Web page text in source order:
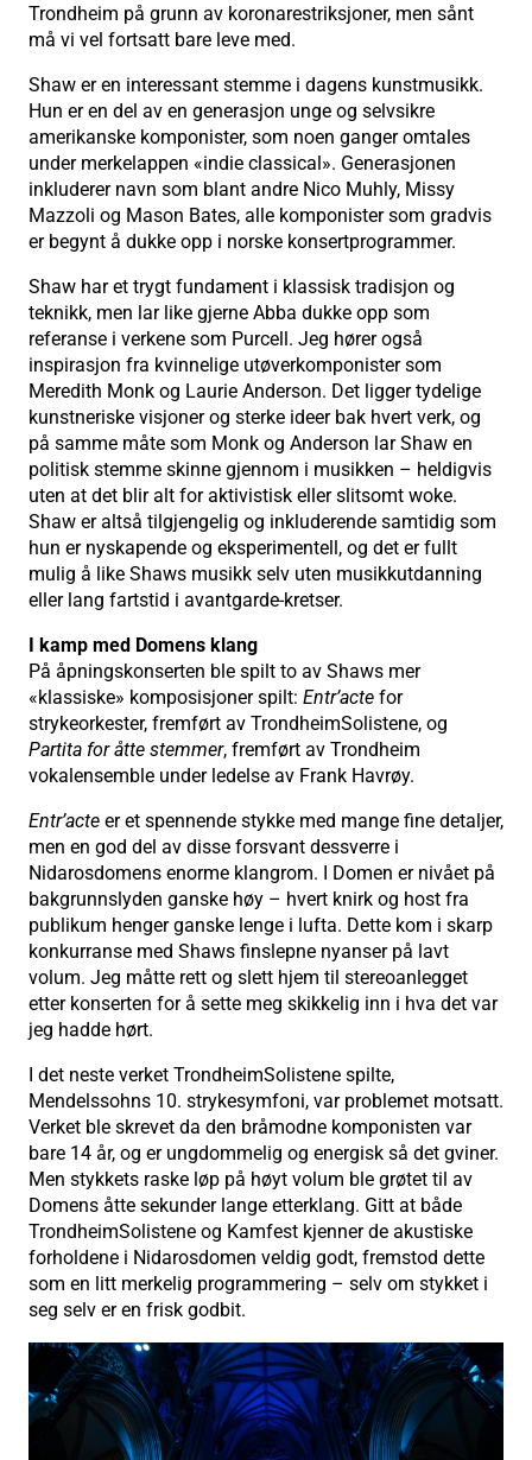
Trondheim på grunn av koronarestriksjoner, men sånt
må vi vel fortsatt bare leve med.
Shaw er en interessant stemme i dagens kunstmusikk.
Hun er en del av en generasjon unge og selvsikre
amerikanske komponister, som noen ganger omtales
under merkelappen «indie classical». Generasjonen
inkluderer navn som blant andre Nico Muhly, Missy
Mazzoli og Mason Bates, alle komponister som gradvis
er begynt å dukke opp i norske konsertprogrammer.
Shaw har et trygt fundament i klassisk tradisjon og
teknikk, men lar like gjerne Abba dukke opp som
referanse i verkene som Purcell. Jeg hører også
inspirasjon fra kvinnelige utøverkomponister som
Meredith Monk og Laurie Anderson. Det ligger tydelige
kunstneriske visjoner og sterke ideer bak hvert verk, og
på samme måte som Monk og Anderson lar Shaw en
politisk stemme skinne gjennom i musikken – heldigvis
uten at det blir alt for aktivistisk eller slitsomt woke.
Shaw er altså tilgjengelig og inkluderende samtidig som
hun er nyskapende og eksperimentell, og det er fullt
mulig å like Shaws musikk selv uten musikkutdanning
eller lang fartstid i avantgarde-kretser.
I kamp med Domens klang
På åpningskonserten ble spilt to av Shaws mer
«klassiske» komposisjoner spilt: Entr’acte for
strykeorkester, fremført av TrondheimSolistene, og
Partita for åtte stemmer, fremført av Trondheim
vokalensemble under ledelse av Frank Havrøy.
Entr’acte er et spennende stykke med mange fine detaljer,
men en god del av disse forsvant dessverre i
Nidarosdomens enorme klangrom. I Domen er nivået på
bakgrunnslyden ganske høy – hvert knirk og host fra
publikum henger ganske lenge i lufta. Dette kom i skarp
konkurranse med Shaws finslepne nyanser på lavt
volum. Jeg måtte rett og slett hjem til stereoanlegget
etter konserten for å sette meg skikkelig inn i hva det var
jeg hadde hørt.
I det neste verket TrondheimSolistene spilte,
Mendelssohns 10. strykesymfoni, var problemet motsatt.
Verket ble skrevet da den bråmodne komponisten var
bare 14 år, og er ungdommelig og energisk så det gviner.
Men stykkets raske løp på høyt volum ble grøtet til av
Domens åtte sekunder lange etterklang. Gitt at både
TrondheimSolistene og Kamfest kjenner de akustiske
forholdene i Nidarosdomen veldig godt, fremstod dette
som en litt merkelig programmering – selv om stykket i
seg selv er en frisk godbit.